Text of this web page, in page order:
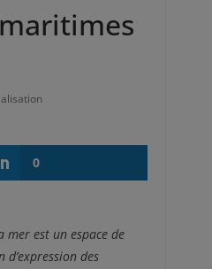
0
est un espace de
des